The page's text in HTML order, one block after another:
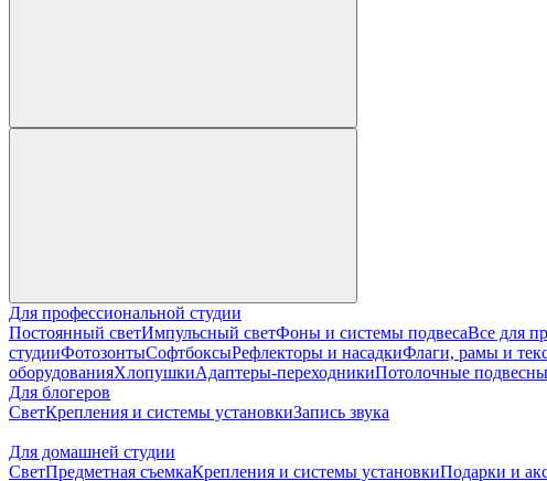
Для профессиональной студии
Постоянный светИмпульсный светФоны и системы подвесаВсе для
студииФотозонтыСофтбоксыРефлекторы и насадкиФлаги, рамы и
оборудованияХлопушкиАдаптеры-переходникиПотолочные
Для блогеров
СветКрепления и системы установкиЗапись звука
Для домашней студии
СветПредметная съемкаКрепления и системы установкиПодарки и